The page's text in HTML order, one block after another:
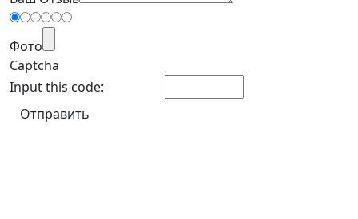
Фото
Captcha
Input this code: